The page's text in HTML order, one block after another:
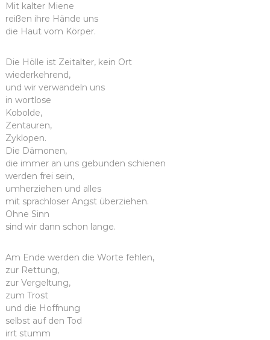
Mit kalter Miene
reißen ihre Hände uns
die Haut vom Körper.
Die Hölle ist Zeitalter, kein Ort
wiederkehrend,
und wir verwandeln uns
in wortlose
Kobolde,
Zentauren,
Zyklopen.
Die Dämonen,
die immer an uns gebunden schienen
werden frei sein,
umherziehen und alles
mit sprachloser Angst überziehen.
Ohne Sinn
sind wir dann schon lange.
Am Ende werden die Worte fehlen,
zur Rettung,
zur Vergeltung,
zum Trost
und die Hoffnung
selbst auf den Tod
irrt stumm